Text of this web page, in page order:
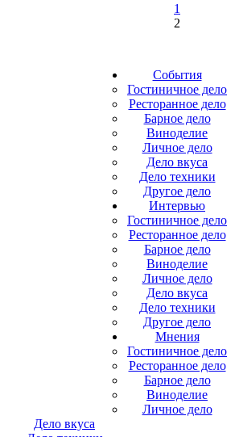
1
2
События
Гостиничное дело
Ресторанное дело
Барное дело
Виноделие
Личное дело
Дело вкуса
Дело техники
Другое дело
Интервью
Гостиничное дело
Ресторанное дело
Барное дело
Виноделие
Личное дело
Дело вкуса
Дело техники
Другое дело
Мнения
Гостиничное дело
Ресторанное дело
Барное дело
Виноделие
Личное дело
Дело вкуса